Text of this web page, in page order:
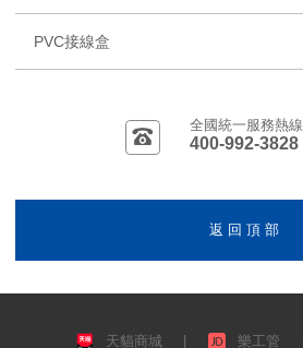
PVC接線盒
全國統一服務熱線
400-992-3828
返 回 頂 部
天貓商城 樂工管